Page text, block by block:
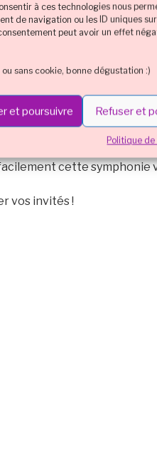
à ces technologies nous
de navigation ou les ID uniques
peut avoir un effet
sans cookie, bonne dégustation :)
et poursuivre Refuser et
Politique
fêter Halloween est une
la recette détaillée
cette symphonie
vos invités !